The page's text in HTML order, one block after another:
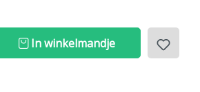
In winkelmandje